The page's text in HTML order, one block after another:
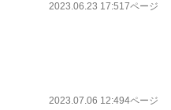
2023.06.23 17:517ページ
2023.07.06 12:494ページ